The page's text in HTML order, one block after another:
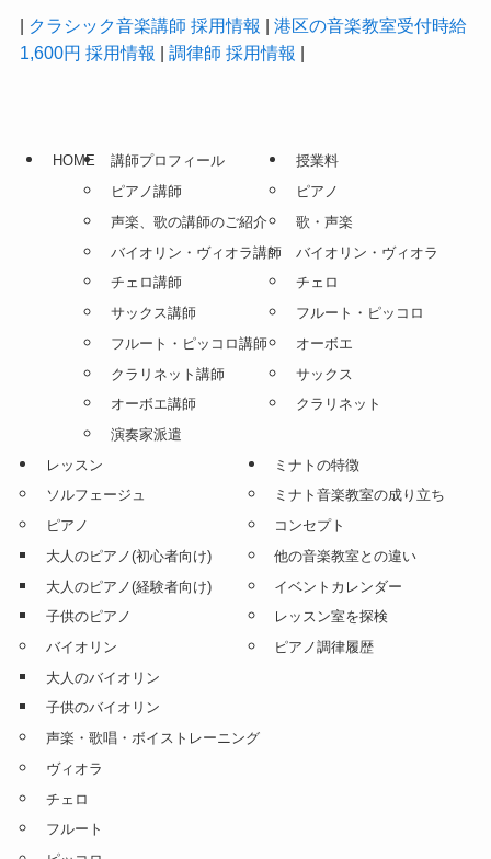
| クラシック音楽講師 採用情報 | 港区の音楽教室受付時給
1,600円 採用情報 | 調律師 採用情報 |
HOME
講師プロフィール
ピアノ講師
声楽、歌の講師のご紹介
バイオリン・ヴィオラ講師
チェロ講師
サックス講師
フルート・ピッコロ講師
クラリネット講師
オーボエ講師
演奏家派遣
授業料
ピアノ
歌・声楽
バイオリン・ヴィオラ
チェロ
フルート・ピッコロ
オーボエ
サックス
クラリネット
レッスン
ソルフェージュ
ピアノ
大人のピアノ(初心者向け)
大人のピアノ(経験者向け)
子供のピアノ
バイオリン
大人のバイオリン
子供のバイオリン
声楽・歌唱・ボイストレーニング
ヴィオラ
チェロ
フルート
ミナトの特徴
ミナト音楽教室の成り立ち
コンセプト
他の音楽教室との違い
イベントカレンダー
レッスン室を探検
ピアノ調律履歴